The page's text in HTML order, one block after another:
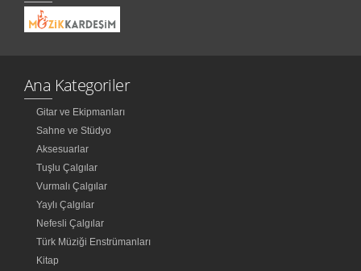
Ana Kategoriler
Gitar ve Ekipmanları
Sahne ve Stüdyo
Aksesuarlar
Tuşlu Çalgılar
Vurmalı Çalgılar
Yaylı Çalgılar
Nefesli Çalgılar
Türk Müziği Enstrümanları
Kitap